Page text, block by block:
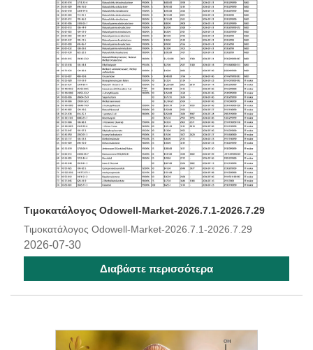
Τιμοκατάλογος Odowell-Market-2026.7.1-2026.7.29
Τιμοκατάλογος Odowell-Market-2026.7.1-2026.7.29
2026-07-30
Διαβάστε περισσότερα